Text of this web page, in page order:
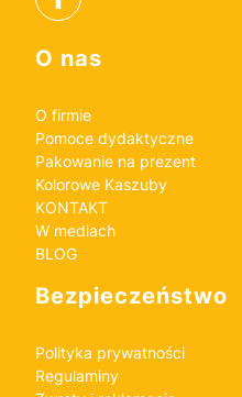
Linki w stopce
O nas
O firmie
Pomoce dydaktyczne
Pakowanie na prezent
Kolorowe Kaszuby
KONTAKT
W mediach
BLOG
Bezpieczeństwo
Polityka prywatności
Regulaminy